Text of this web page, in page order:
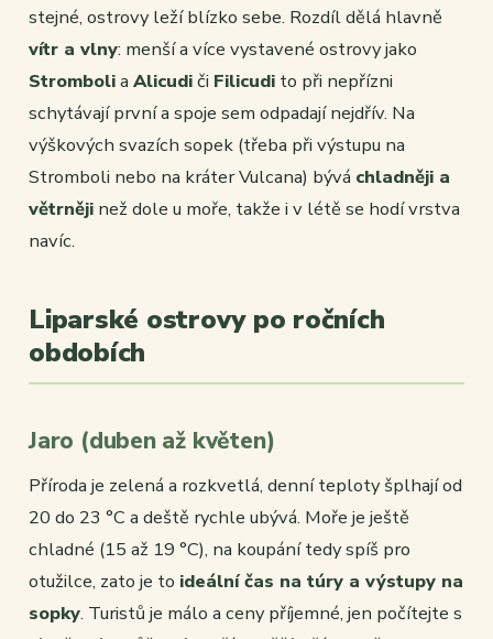
stejné, ostrovy leží blízko sebe. Rozdíl dělá hlavně
vítr a vlny: menší a více vystavené ostrovy jako
Strombolia Alicudiči Filicudi to při nepřízni
schytávají první a spoje sem odpadají nejdřív. Na
výškových svazích sopek (třeba při výstupu na
Stromboli nebo na kráter Vulcana) bývá chladněji a
větrněji než dole u moře, takže i v létě se hodí vrstva
navíc.
Liparské ostrovy po ročních
obdobích
Jaro (duben až květen)
Příroda je zelená a rozkvetlá, denní teploty šplhají od
20 do 23 °C a deště rychle ubývá. Moře je ještě
chladné (15 až 19 °C), na koupání tedy spíš pro
otužilce, zato je to ideální čas na túry a výstupy na
sopky. Turistů je málo a ceny příjemné, jen počítejte s